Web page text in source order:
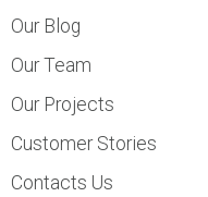
Our Blog
Our Team
Our Projects
Customer Stories
Contacts Us